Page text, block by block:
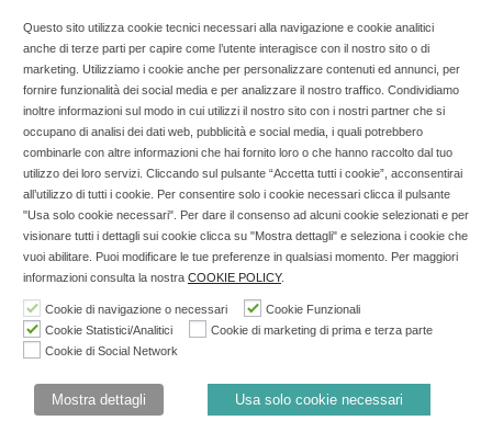
Copyright © 2025 SOCIALFARMA - La piattaforma web per i
professionisti della farmacia. Tutti i diritti riservati.
Socialfarma.it è un marchio di Sanità S.r.l. Largo San
Francesco, 19 - 73041 Carmiano (LE) - Tel: 0832.093720 Cell:
3276346536 Cell: 3297281965 - P.iva: 04571460759 - Rea: LE-
302152 Iscritta al n° 1 del Registro della Stampa del Tribunale
di Lecce il 15/01/2015.
Nell'anno 2018 sono stati erogati €3.147,62 da Invitalia a saldo
19/03/2014
Questo sito utilizza cookie tecnici necessari alla navigazione e cookie analitici
anche di terze parti per capire come l’utente interagisce con il nostro sito o di
marketing. Utilizziamo i cookie anche per personalizzare contenuti ed annunci, per
fornire funzionalità dei social media e per analizzare il nostro traffico. Condividiamo
inoltre informazioni sul modo in cui utilizzi il nostro sito con i nostri partner che si
occupano di analisi dei dati web, pubblicità e social media, i quali potrebbero
combinarle con altre informazioni che hai fornito loro o che hanno raccolto dal tuo
utilizzo dei loro servizi. Cliccando sul pulsante “Accetta tutti i cookie”, acconsentirai
all’utilizzo di tutti i cookie. Per consentire solo i cookie necessari clicca il pulsante
"Usa solo cookie necessari". Per dare il consenso ad alcuni cookie selezionati e per
visionare tutti i dettagli sui cookie clicca su "Mostra dettagli" e seleziona i cookie che
vuoi abilitare. Puoi modificare le tue preferenze in qualsiasi momento. Per maggiori
informazioni consulta la nostra COOKIE POLICY.
Cookie di navigazione o necessari
Cookie Funzionali
Cookie Statistici/Analitici
Cookie di marketing di prima e terza parte
Cookie di Social Network
Mostra dettagli Usa solo cookie necessari